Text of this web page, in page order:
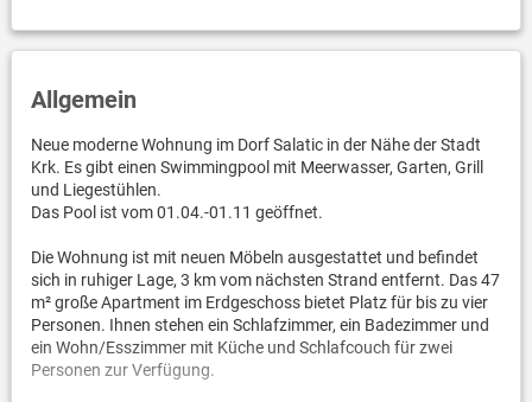
Allgemein
Neue moderne Wohnung im Dorf Salatic in der Nähe der Stadt
Krk. Es gibt einen Swimmingpool mit Meerwasser, Garten, Grill
und Liegestühlen.
Das Pool ist vom 01.04.-01.11 geöffnet.
Die Wohnung ist mit neuen Möbeln ausgestattet und befindet
sich in ruhiger Lage, 3 km vom nächsten Strand entfernt. Das 47
m² große Apartment im Erdgeschoss bietet Platz für bis zu vier
Personen. Ihnen stehen ein Schlafzimmer, ein Badezimmer und
ein Wohn/Esszimmer mit Küche und Schlafcouch für zwei
Personen zur Verfügung.